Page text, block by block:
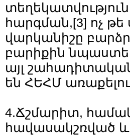
հարգման,[3] ոչ թե
վարկանիշը
բարիքին
այլ
են ՀԵՀՄ
4.Ճշմարիտ,
հավասակշռված և